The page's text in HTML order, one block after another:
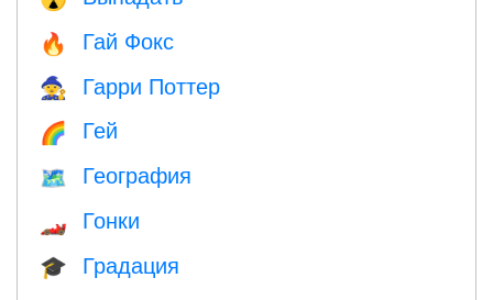
🔥 Гай Фокс
🧙 Гарри Поттер
🌈 Гей
🗺 География
🏎 Гонки
🎓 Градация